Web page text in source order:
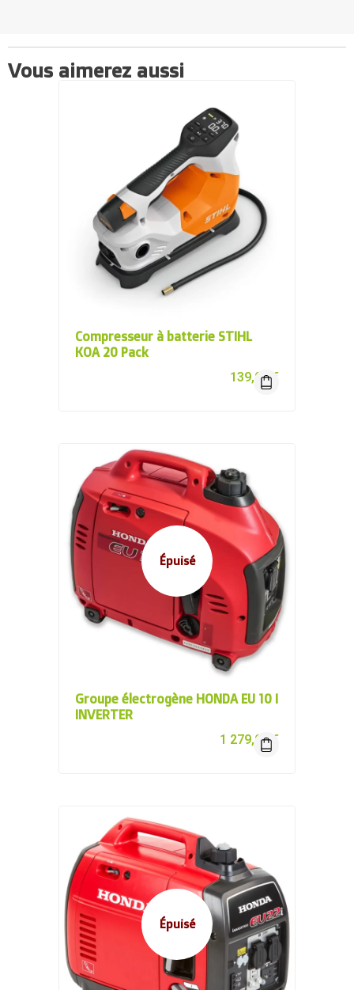
Vous aimerez aussi
Compresseur à batterie STIHL
KOA 20 Pack
139,00€
Épuisé
Groupe électrogène HONDA EU 10 I
INVERTER
1 279,00€
Épuisé